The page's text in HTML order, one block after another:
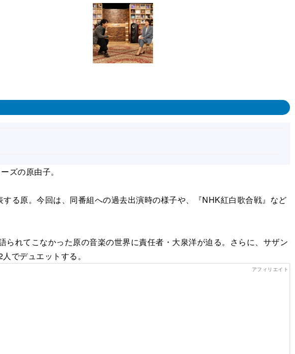
ズの原由子。
る原。今回は、同番組への過去出演時の様子や、『NHK紅白歌合戦』など
れてこなかった原の音楽の世界に責任者・大泉洋が迫る。さらに、サザン
でデュエットする。